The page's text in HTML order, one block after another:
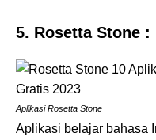
5. Rosetta Stone :
Aplikasi Rosetta Stone
Aplikasi belajar bahasa